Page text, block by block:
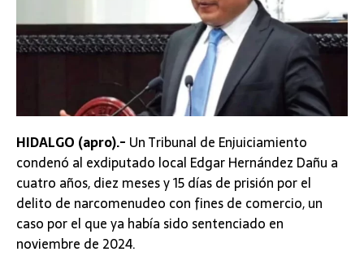
HIDALGO (apro).- Un Tribunal de Enjuiciamiento
condenó al exdiputado local Edgar Hernández Dañu a
cuatro años, diez meses y 15 días de prisión por el
delito de narcomenudeo con fines de comercio, un
caso por el que ya había sido sentenciado en
noviembre de 2024.